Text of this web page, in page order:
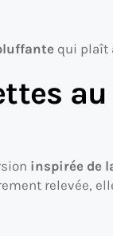
qui plaît
inspirée de
relevée,